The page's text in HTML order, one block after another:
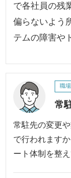
で各社員の残
偏らないよう
テムの障害や
常
職
常駐先の変更
で行われます
ート体制を整